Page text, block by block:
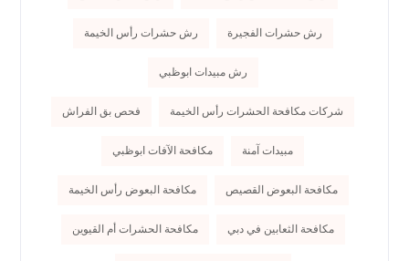
رش حشرات الفجيرة رش حشرات رأس الخيمة
رش مبيدات ابوظبي
شركات مكافحة الحشرات رأس الخيمة فحص بق الفراش
مبيدات آمنة مكافحة الآفات ابوظبي
مكافحة البعوض القصيص مكافحة البعوض رأس الخيمة
مكافحة الثعابين في دبي مكافحة الحشرات أم القيوين